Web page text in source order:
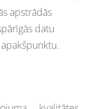
apstrādās
datu